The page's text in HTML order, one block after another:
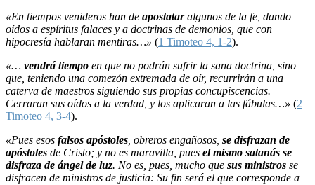
«En tiempos venideros han de apostataralgunos de la fe, dando
oídos a espíritus falaces y a doctrinas de demonios, que con
hipocresía hablaran mentiras…» (1 Timoteo 4, 1-2).
«… vendrá tiempo en que no podrán sufrir la sana doctrina, sino
que, teniendo una comezón extremada de oír, recurrirán a una
caterva de maestros siguiendo sus propias concupiscencias.
Cerraran sus oídos a la verdad, y los aplicaran a las fábulas…» (2
Timoteo 4, 3-4).
«Pues esos falsos apóstoles , obreros engañosos, se disfrazan de
apóstoles de Cristo; y no es maravilla, pues el mismo satanás se
disfraza de ángel de luz. No es, pues, mucho que sus ministros se
disfracen de ministros de justicia: Su fin será el que corresponde a